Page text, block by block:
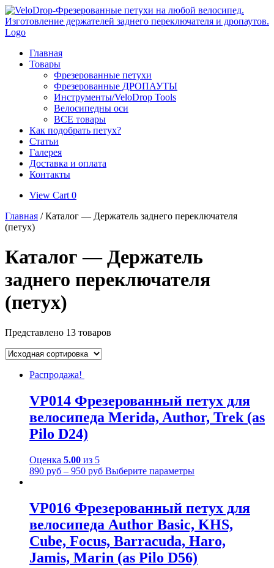
Skip
to
content
Главная
Товары
Фрезерованные петухи
Фрезерованные ДРОПАУТЫ
Инструменты/VeloDrop Tools
Велосипедны оси
ВСЕ товары
Как подобрать петух?
Статьи
Галерея
Доставка и оплата
Контакты
View
cart
View Cart 0
Главная / Каталог — Держатель заднего переключателя
(петух)
Каталог — Держатель
заднего переключателя
(петух)
Представлено 13 товаров
Распродажа!
VP014 Фрезерованный петух для
велосипеда Merida, Author, Trek (as
Pilo D24)
Оценка 5.00 из 5
890 руб – 950 руб Выберите параметры
VP016 Фрезерованный петух для
велосипеда Author Basic, KHS,
Cube, Focus, Barracuda, Haro,
Jamis, Marin (as Pilo D56)